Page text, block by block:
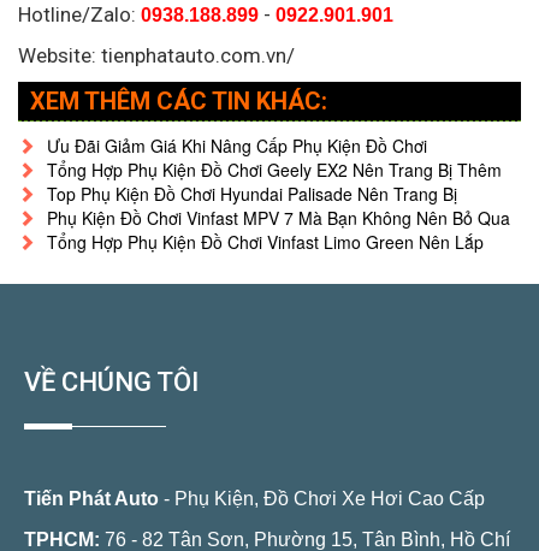
Hotline/Zalo: 0938.188.899 - 0922.901.901
Website: tienphatauto.com.vn/
XEM THÊM CÁC TIN KHÁC:
Ưu Đãi Giảm Giá Khi Nâng Cấp Phụ Kiện Đồ Chơi
Tổng Hợp Phụ Kiện Đồ Chơi Geely EX2 Nên Trang Bị Thêm
Top Phụ Kiện Đồ Chơi Hyundai Palisade Nên Trang Bị
Phụ Kiện Đồ Chơi Vinfast MPV 7 Mà Bạn Không Nên Bỏ Qua
Tổng Hợp Phụ Kiện Đồ Chơi Vinfast Limo Green Nên Lắp
VỀ CHÚNG TÔI
Tiến Phát Auto - Phụ Kiện, Đồ Chơi Xe Hơi Cao Cấp
TPHCM: 76 - 82 Tân Sơn, Phường 15, Tân Bình, Hồ Chí